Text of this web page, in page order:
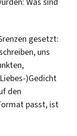
gesetzt:
uns
)Gedicht
den
passt, ist